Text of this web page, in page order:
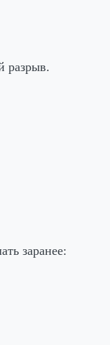
разрыв.
заранее: